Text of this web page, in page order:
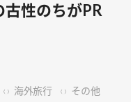
古性のちがPR
海外旅行 その他